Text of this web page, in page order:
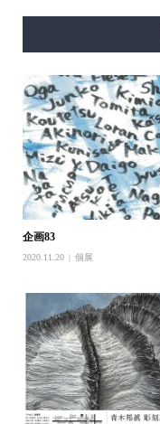
企画83
2020.11.20 個展